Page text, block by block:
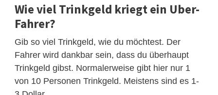
Wie viel Trinkgeld kriegt ein Uber-
Fahrer?
Gib so viel Trinkgeld, wie du möchtest. Der
Fahrer wird dankbar sein, dass du überhaupt
Trinkgeld gibst. Normalerweise gibt hier nur 1
von 10 Personen Trinkgeld. Meistens sind es 1-